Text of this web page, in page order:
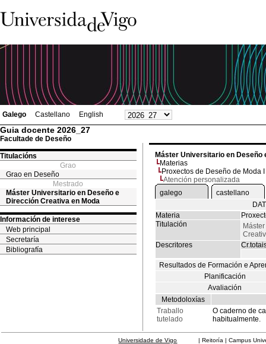
Galego Castellano English
Guia docente 2026_27
Facultade de Deseño
Titulacións
Grao
Grao en Deseño
Mestrado
Máster Universitario en Deseño e
Dirección Creativa en Moda
Información de interese
Web principal
Secretaría
Bibliografía
Máster Universitario en Deseño
Materias
Proxectos de Deseño de Moda I
Atención personalizada
galego
castellano
Materia
Titulación
Descritores
Resultados de Formación e
Planificación
Avaliación
Metodoloxías
Traballo
tutelado
O caderno de
habitualmente.
Universidade de Vigo | Reitoría | Campus